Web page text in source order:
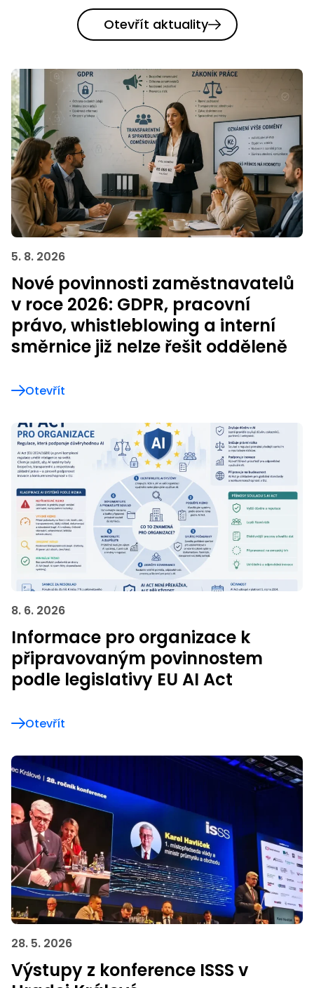
Otevřít aktuality
5. 8. 2026
Nové povinnosti zaměstnavatelů
v roce 2026: GDPR, pracovní
právo, whistleblowing a interní
směrnice již nelze řešit odděleně
Otevřít
8. 6. 2026
Informace pro organizace k
připravovaným povinnostem
podle legislativy EU AI Act
Otevřít
28. 5. 2026
Výstupy z konference ISSS v